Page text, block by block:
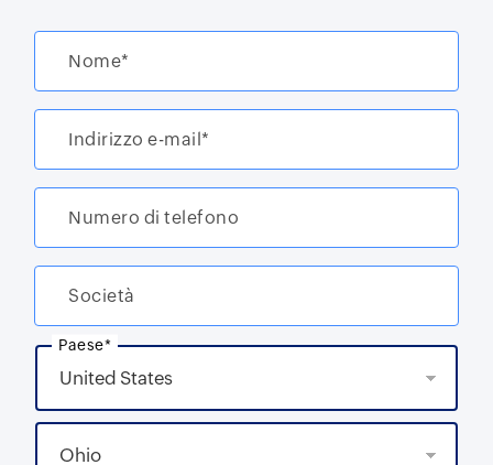
Nome*
Indirizzo e-mail*
Numero di telefono
Società
Paese*